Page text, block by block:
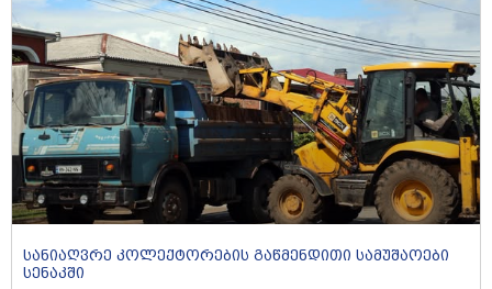
სანიაღვრე კოლექტორების გაწმენდითი სამუშაოები
სენაკში